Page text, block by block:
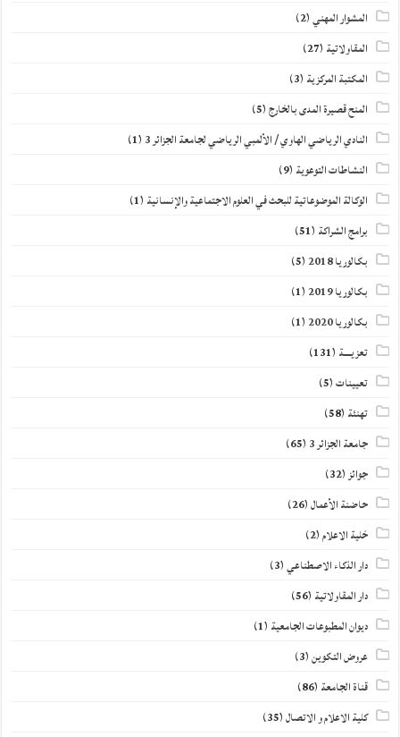
المشوار المهني(2)
المقاولاتية (27)
المكتبة المركزية (3)
المنح قصيرة المدى بالخارج(5)
النادي الرياضي الهاوي / الألمبي الرياضي لجامعة الجزائر 3 (1)
النشاطات التوعوية (9)
الوكالة الموضوعاتية للبحث في العلوم الاجتماعية والإنسانية (1)
برامج الشراكة (51)
بكالوريا 2018
(5)
بكالوريا 2019
(1)
بكالوريا 2020
(1)
تعزيــــة (131)
تعيينات(5)
تهنئة (58)
جامعة الجزائر 3 (65)
جوائز(32)
حاضنة الأعمال(26)
خلية الاعلام(2)
دار الذكاء الاصطناعي(3)
دار المقاولاتية (56)
ديوان المطبوعات الجامعية (1)
عروض التكوين(3)
قناة الجامعة (86)
كلية الاعلام و الاتصال(35)